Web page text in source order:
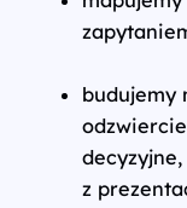
budujemy
z